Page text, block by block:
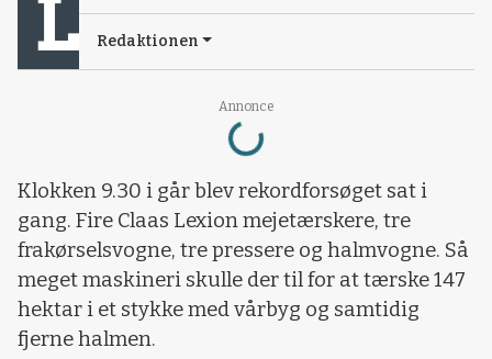
Annonce
Loading...
Redaktionen
Klokken 9.30 i går blev rekordforsøget sat i
gang. Fire Claas Lexion mejetærskere, tre
frakørselsvogne, tre pressere og halmvogne. Så
meget maskineri skulle der til for at tærske 147
hektar i et stykke med vårbyg og samtidig
fjerne halmen.